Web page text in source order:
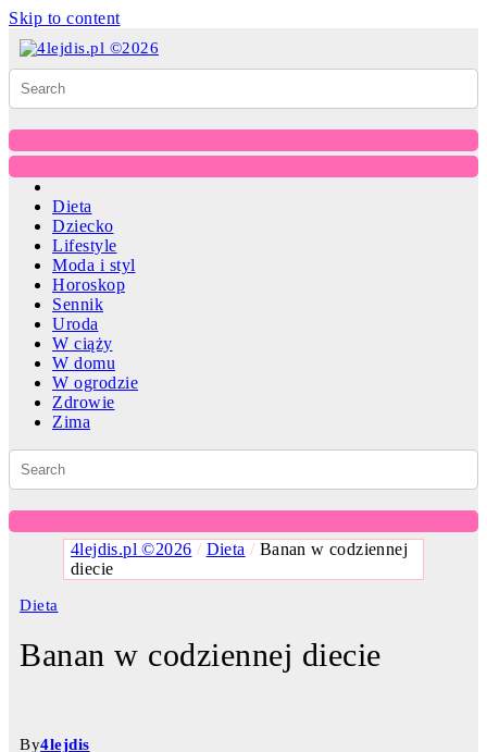
Skip to content
Dieta
Dziecko
Lifestyle
Moda i styl
Horoskop
Sennik
Uroda
W ciąży
W domu
W ogrodzie
Zdrowie
Zima
4lejdis.pl ©2026 / Dieta / Banan w codziennej
diecie
Dieta
Banan w codziennej diecie
By4lejdis